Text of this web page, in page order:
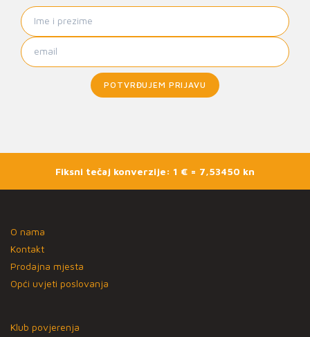
POTVRĐUJEM PRIJAVU
Fiksni tečaj konverzije: 1 € = 7,53450 kn
O nama
Kontakt
Prodajna mjesta
Opći uvjeti poslovanja
Klub povjerenja